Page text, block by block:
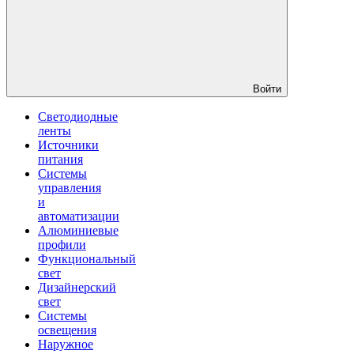
Войти
Светодиодные
ленты
Источники
питания
Системы
управления
и
автоматизации
Алюминиевые
профили
Функциональный
свет
Дизайнерский
свет
Системы
освещения
Наружное